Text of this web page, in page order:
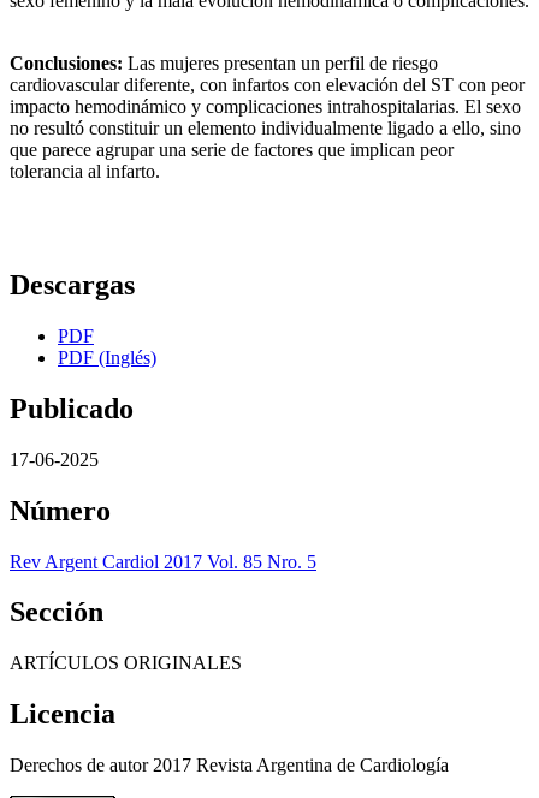
Conclusiones: Las mujeres presentan un perfil de riesgo
cardiovascular diferente, con infartos con elevación del ST con peor
impacto hemodinámico y complicaciones intrahospitalarias. El sexo
no resultó constituir un elemento individualmente ligado a ello, sino
que parece agrupar una serie de factores que implican peor
tolerancia al infarto.
Descargas
PDF
PDF (Inglés)
Publicado
17-06-2025
Número
Rev Argent Cardiol 2017 Vol. 85 Nro. 5
Sección
ARTÍCULOS ORIGINALES
Licencia
Derechos de autor 2017 Revista Argentina de Cardiología